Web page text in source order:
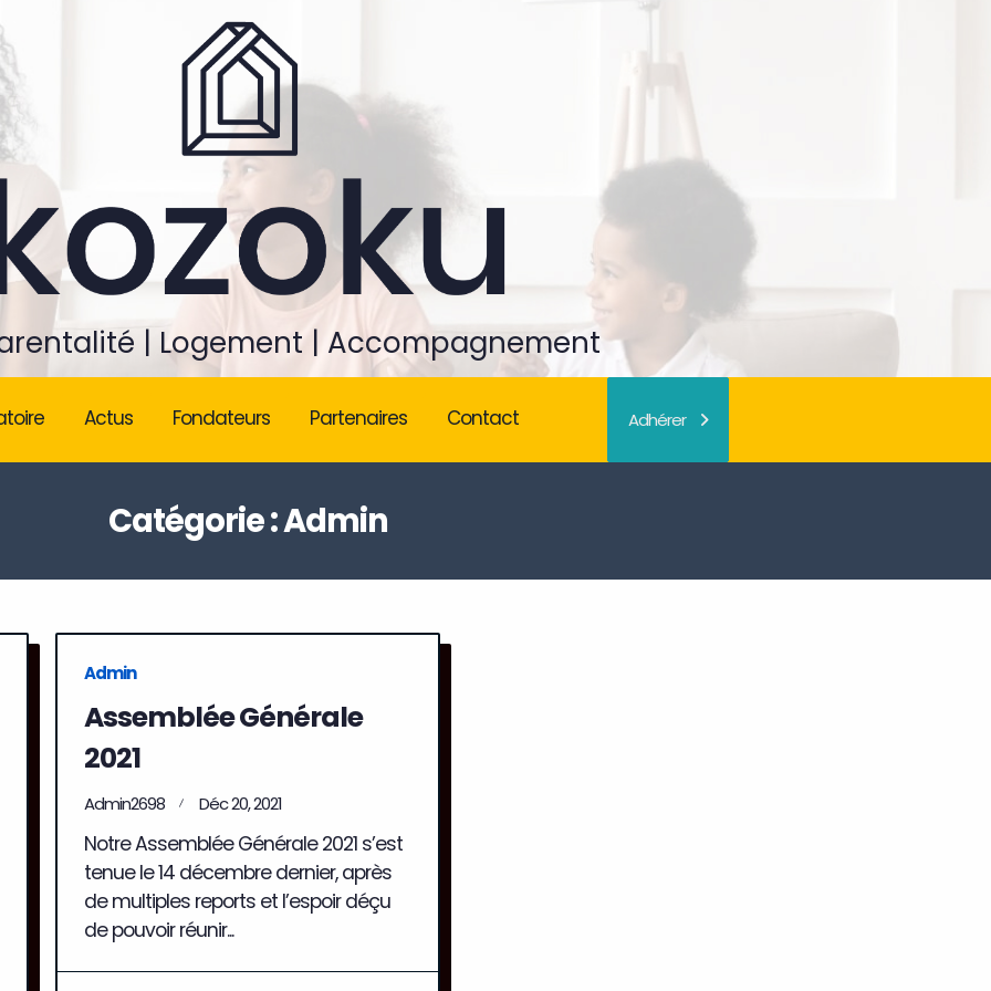
| Logement | Accompagnement
Actus Fondateurs Partenaires Contact Adhérer
Catégorie :Admin
Admin
Assemblée Générale
2021
Admin2698 Déc 20, 2021
Notre Assemblée Générale 2021 s’est
tenue le 14 décembre dernier, après
de multiples reports et l’espoir déçu
de pouvoir réunir...